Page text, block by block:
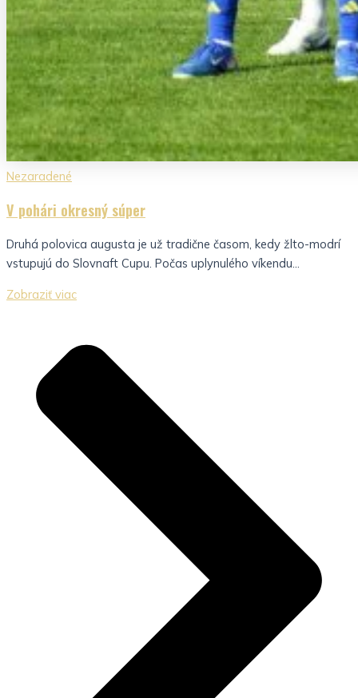
Nezaradené
V pohári okresný súper
Druhá polovica augusta je už tradične časom, kedy žlto-modrí
vstupujú do Slovnaft Cupu. Počas uplynulého víkendu...
Zobraziť viac